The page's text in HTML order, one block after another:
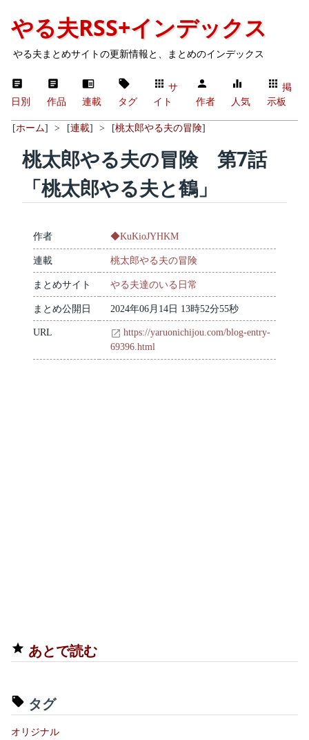
やる夫RSS+インデックス
やる夫まとめサイトの更新情報と、まとめのインデックス
日別 作品 連載 タグ
サ
イト
作者 人気
掲
示板
[ホーム] > [連載] > [桃太郎やる夫の冒険]
桃太郎やる夫の冒険 第7話
「桃太郎やる夫と鶴」
作者 ◆KuKioJYHKM
連載 桃太郎やる夫の冒険
まとめサイト やる夫達のいる日常
まとめ公開日 2024年06月14日 13時52分55秒
URL
https://yaruonichijou.com/blog-entry-
69396.html
あとで読む
タグ
オリジナル